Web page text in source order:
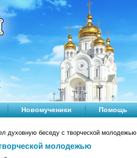
Новомученики Помощь
духовную беседу с творческой молодежью
молодежью